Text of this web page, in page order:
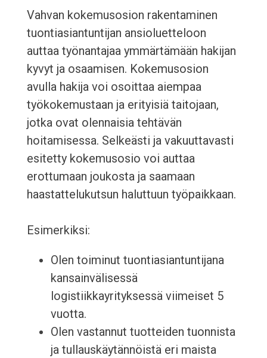
Vahvan kokemusosion rakentaminen
tuontiasiantuntijan ansioluetteloon
auttaa työnantajaa ymmärtämään hakijan
kyvyt ja osaamisen. Kokemusosion
avulla hakija voi osoittaa aiempaa
työkokemustaan ja erityisiä taitojaan,
jotka ovat olennaisia tehtävän
hoitamisessa. Selkeästi ja vakuuttavasti
esitetty kokemusosio voi auttaa
erottumaan joukosta ja saamaan
haastattelukutsun haluttuun työpaikkaan.
Esimerkiksi:
Olen toiminut tuontiasiantuntijana
kansainvälisessä
logistiikkayrityksessä viimeiset 5
vuotta.
Olen vastannut tuotteiden tuonnista
ja tullauskäytännöistä eri maista